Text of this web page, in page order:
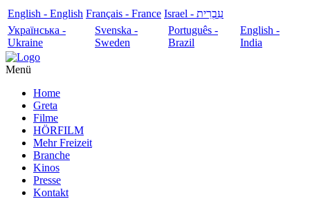
English - English Français - France
עִבְרִית - Israel
Українська -
Ukraine
Svenska -
Sweden
Português -
Brazil
English -
India
Menü
Home
Greta
Filme
HÖRFILM
Mehr Freizeit
Branche
Kinos
Presse
Kontakt